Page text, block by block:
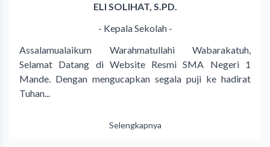
ELI SOLIHAT, S.PD.
- Kepala Sekolah -
Assalamualaikum Warahmatullahi Wabarakatuh,
Selamat Datang di Website Resmi SMA Negeri 1
Mande. Dengan mengucapkan segala puji ke hadirat
Tuhan...
Selengkapnya